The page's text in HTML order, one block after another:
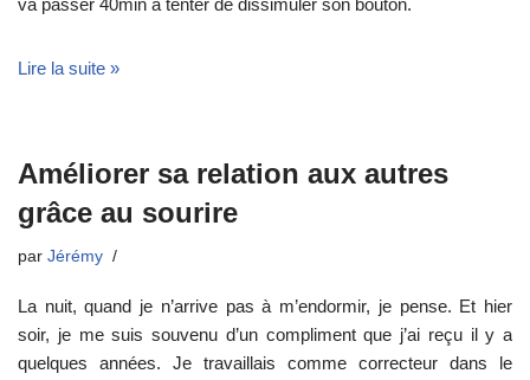
va passer 40min à tenter de dissimuler son bouton.
Lire la suite »
Améliorer sa relation aux autres
grâce au sourire
par Jérémy
La nuit, quand je n’arrive pas à m’endormir, je pense. Et hier
soir, je me suis souvenu d’un compliment que j’ai reçu il y a
quelques années. Je travaillais comme correcteur dans le